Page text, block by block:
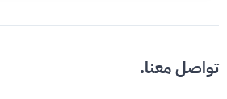
تواصل معنا.